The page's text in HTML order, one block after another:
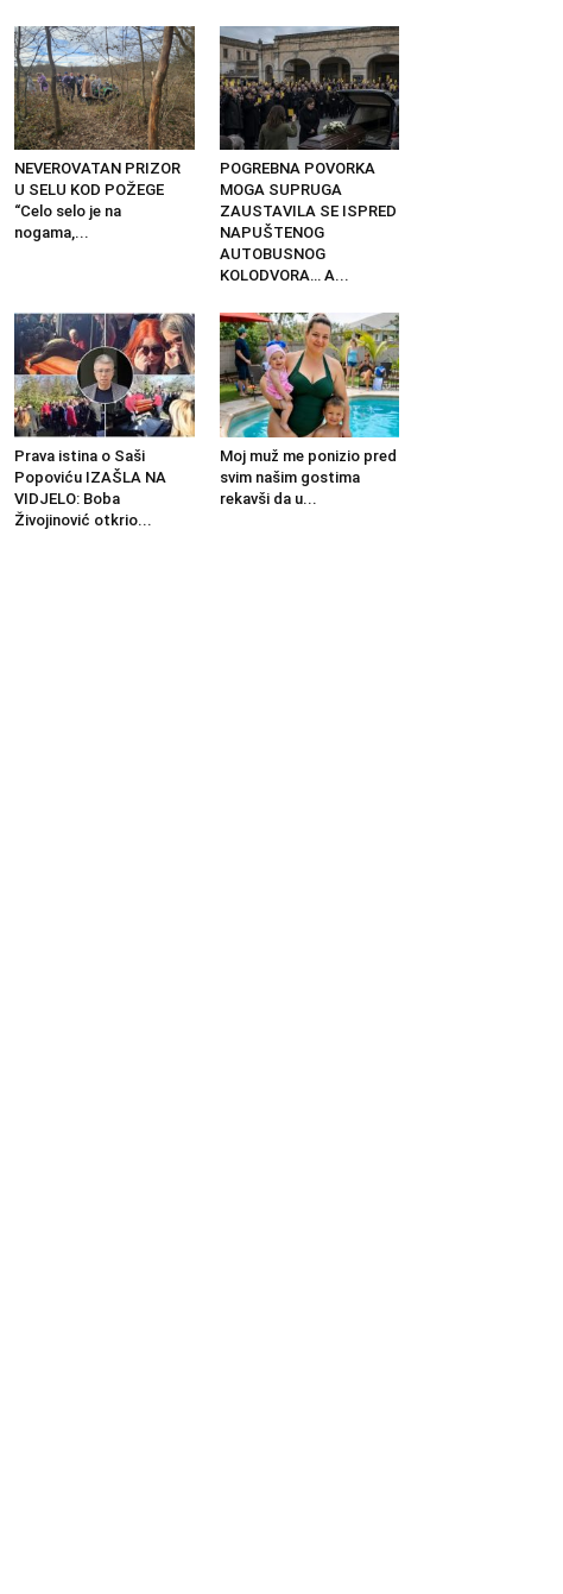
NEVEROVATAN PRIZOR
U SELU KOD POŽEGE
“Celo selo je na
nogama,...
POGREBNA POVORKA
MOGA SUPRUGA
ZAUSTAVILA SE ISPRED
NAPUŠTENOG
AUTOBUSNOG
KOLODVORA… A...
Prava istina o Saši
Popoviću IZAŠLA NA
VIDJELO: Boba
Živojinović otkrio...
Moj muž me ponizio pred
svim našim gostima
rekavši da u...